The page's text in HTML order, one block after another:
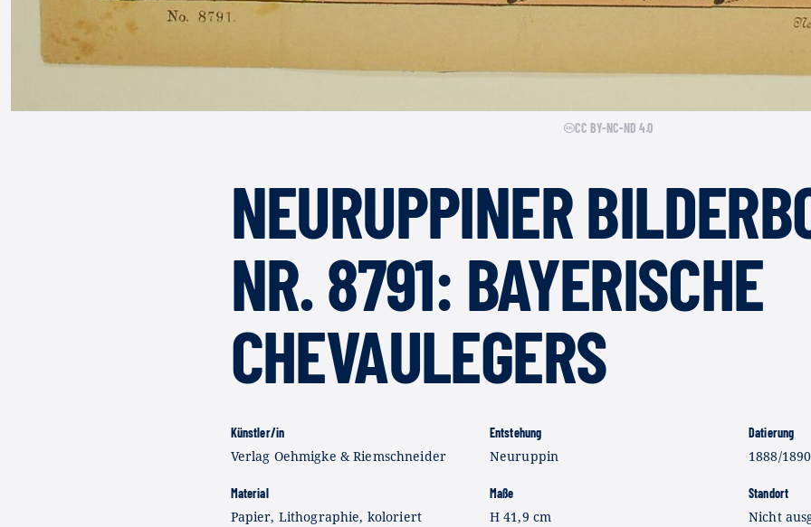
CC BY-NC-ND 4.0
NEURUPPINER
NR. 8791: BAYERISCHE
CHEVAULEGERS
Künstler/in
Verlag Oehmigke & Riemschneider
Entstehung
Neuruppin
Datierung
1888/1890
Material
Papier, Lithographie, koloriert
Maße
H 41,9 cm
Standort
Nicht